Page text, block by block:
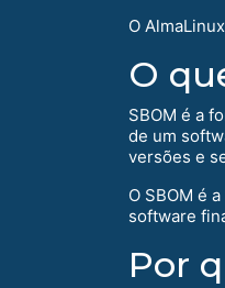
O
O
SBOM é a
de um
versões e
O SBOM é
software
Por